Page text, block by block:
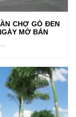
CHỢ GÒ ĐEN
MỞ BÁN